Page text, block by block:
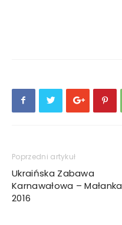
Poprzedni artykuł
Ukraińska Zabawa
Karnawałowa – Małanka
2016